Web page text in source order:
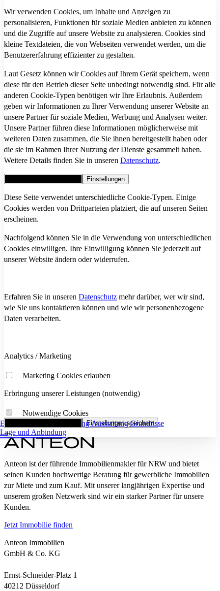
Eckdaten FlächenaufstellungAusstattungGrundrisse
Lage und Anbindung
Wir verwenden Cookies, um Inhalte und Anzeigen zu
personalisieren, Funktionen für soziale Medien anbieten zu können
und die Zugriffe auf unsere Website zu analysieren. Cookies sind
kleine Textdateien, die von Webseiten verwendet werden, um die
Benutzererfahrung effizienter zu gestalten.
Laut Gesetz können wir Cookies auf Ihrem Gerät speichern, wenn
diese für den Betrieb dieser Seite unbedingt notwendig sind. Für alle
anderen Cookie-Typen benötigen wir Ihre Erlaubnis. Außerdem
geben wir Informationen zu Ihrer Verwendung unserer Website an
unsere Partner für soziale Medien, Werbung und Analysen weiter.
Unsere Partner führen diese Informationen möglicherweise mit
weiteren Daten zusammen, die Sie ihnen bereitgestellt haben oder
die sie im Rahmen Ihrer Nutzung der Dienste gesammelt haben.
Weitere Details finden Sie in unseren Datenschutz.
Einstellungen
Diese Seite verwendet unterschiedliche Cookie-Typen. Einige
Cookies werden von Drittparteien platziert, die auf unseren Seiten
erscheinen.
Nachfolgend können Sie in die Verwendung von unterschiedlichen
Cookies einwilligen. Ihre Einwilligung können Sie jederzeit auf
unserer Website ändern oder widerrufen.
Erfahren Sie in unseren Datenschutz mehr darüber, wer wir sind,
wie Sie uns kontaktieren können und wie wir personenbezogene
Daten verarbeiten.
Analytics / Marketing
Marketing Cookies erlauben
Erbringung unserer Leistungen (notwendig)
Notwendige Cookies
Einstellungen speichern
Anteon ist der führende Immobilienmakler für NRW und bietet
seinen Kunden hochwertige Beratung für gewerbliche Immobilien
zur Miete und zum Kauf. Mit unserer langjährigen Expertise und
unserem großen Netzwerk sind wir ein starker Partner für unsere
Kunden.
Jetzt Immobilie finden
Anteon Immobilien
GmbH & Co. KG
Ernst-Schneider-Platz 1
40212 Düsseldorf